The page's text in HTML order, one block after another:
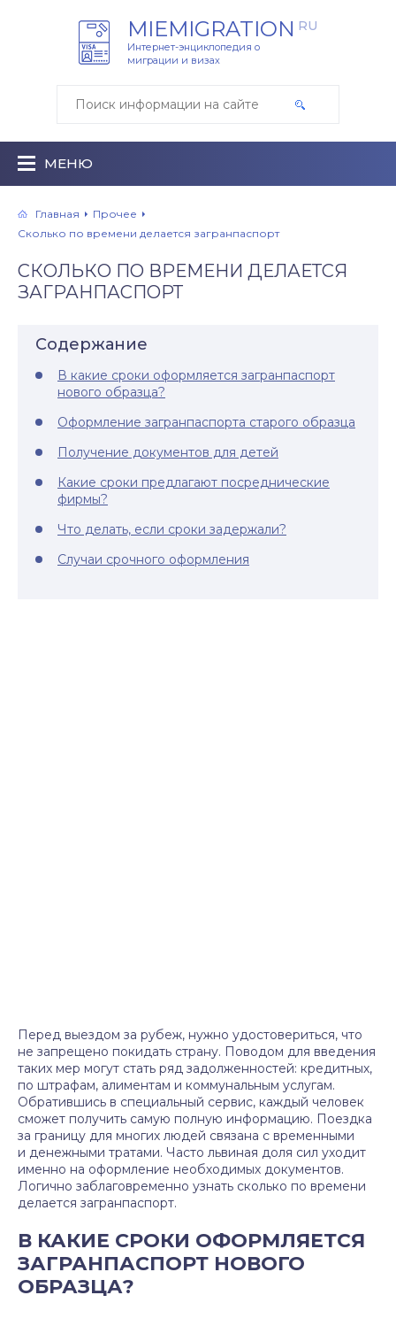
MIEMIGRATION RU
Интернет-энциклопедия о
миграции и визах
МЕНЮ
Главная
Прочее
Cколько по времени делается загранпаспорт
CКОЛЬКО ПО ВРЕМЕНИ ДЕЛАЕТСЯ
ЗАГРАНПАСПОРТ
Содержание
В какие сроки оформляется загранпаспорт
нового образца?
Оформление загранпаспорта старого образца
Получение документов для детей
Какие сроки предлагают посреднические
фирмы?
Что делать, если сроки задержали?
Случаи срочного оформления
Перед выездом за рубеж, нужно удостовериться, что
не запрещено покидать страну. Поводом для введения
таких мер могут стать ряд задолженностей: кредитных,
по штрафам, алиментам и коммунальным услугам.
Обратившись в специальный сервис, каждый человек
сможет получить самую полную информацию. Поездка
за границу для многих людей связана с временными
и денежными тратами. Часто львиная доля сил уходит
именно на оформление необходимых документов.
Логично заблаговременно узнать сколько по времени
делается загранпаспорт.
В КАКИЕ СРОКИ ОФОРМЛЯЕТСЯ
ЗАГРАНПАСПОРТ НОВОГО
ОБРАЗЦА?